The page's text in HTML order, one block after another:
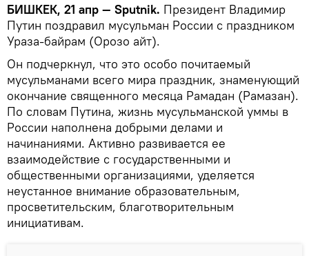
БИШКЕК, 21 апр — Sputnik. Президент Владимир
Путин поздравил мусульман России с праздником
Ураза-байрам (Орозо айт).
Он подчеркнул, что это особо почитаемый
мусульманами всего мира праздник, знаменующий
окончание священного месяца Рамадан (Рамазан).
По словам Путина, жизнь мусульманской уммы в
России наполнена добрыми делами и
начинаниями. Активно развивается ее
взаимодействие с государственными и
общественными организациями, уделяется
неустанное внимание образовательным,
просветительским, благотворительным
инициативам.